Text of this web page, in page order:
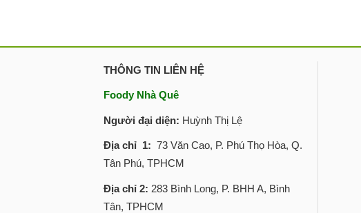
THÔNG TIN LIÊN HỆ
Foody Nhà Quê
Người đại diện: Huỳnh Thị Lệ
Địa chỉ 1: 73 Văn Cao, P. Phú Thọ Hòa, Q.
Tân Phú, TPHCM
Địa chỉ 2: 283 Bình Long, P. BHH A, Bình
Tân, TPHCM